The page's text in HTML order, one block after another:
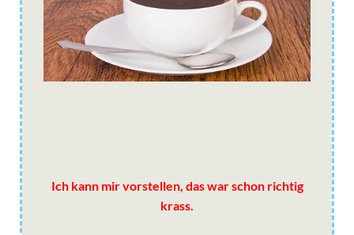
Ich kann mir vorstellen, das war schon richtig
krass.